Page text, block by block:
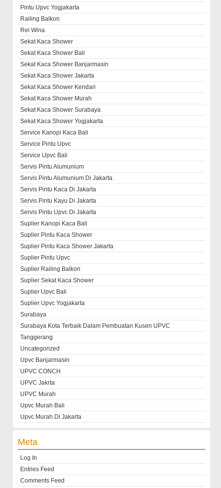
Pintu Upvc Yogjakarta
Railing Balkon
Rel Wina
Sekat Kaca Shower
Sekat Kaca Shower Bali
Sekat Kaca Shower Banjarmasin
Sekat Kaca Shower Jakarta
Sekat Kaca Shower Kendari
Sekat Kaca Shower Murah
Sekat Kaca Shower Surabaya
Sekat Kaca Shower Yogjakarta
Service Kanopi Kaca Bali
Service Pintu Upvc
Service Upvc Bali
Servis Pintu Alumunium
Servis Pintu Alumunium Di Jakarta
Servis Pintu Kaca Di Jakarta
Servis Pintu Kayu Di Jakarta
Servis Pintu Upvc Di Jakarta
Suplier Kanopi Kaca Bali
Suplier Pintu Kaca Shower
Suplier Pintu Kaca Shower Jakarta
Suplier Pintu Upvc
Suplier Railing Balkon
Suplier Sekat Kaca Shower
Suplier Upvc Bali
Suplier Upvc Yogjakarta
Surabaya
Surabaya Kota Terbaik Dalam Pembuatan Kusen UPVC
Tanggerang
Uncategorized
Upvc Banjarmasin
UPVC CONCH
UPVC Jakrta
UPVC Murah
Upvc Murah Bali
Upvc Murah Di Jakarta
Meta
Log In
Entries Feed
Comments Feed